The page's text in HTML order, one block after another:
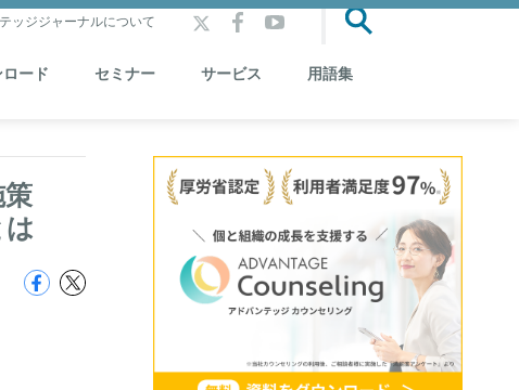
ッジジャーナルについて
ード セミナー サービス 用語集